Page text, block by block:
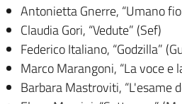
Antonietta Gnerre, “Umano
Claudia Gori, “Vedute” (Sef)
Federico Italiano, “Godzilla”
Marco Marangoni, “La voce e
Barbara Mastroviti, “L'esame